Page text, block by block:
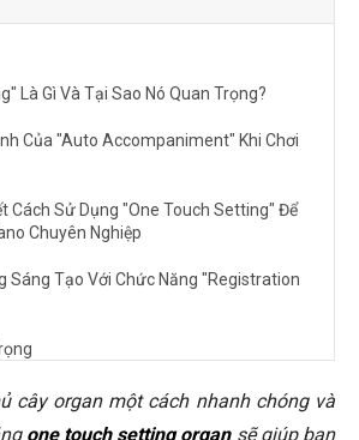
Là Gì Và Tại Sao Nó Quan Trọng?
Của "Auto Accompaniment" Khi Chơi
Cách Sử Dụng "One Touch Setting" Để
Chuyên Nghiệp
Sáng Tạo Với Chức Năng "Registration
cây organ một cách nhanh chóng và
one touch setting organsẽ giúp bạn